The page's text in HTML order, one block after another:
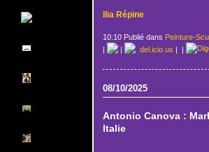
Ilia Répine
10:10 Publié dans Peinture-
|
| del.icio.us | |
08/10/2025
Antonio Canova :
Italie